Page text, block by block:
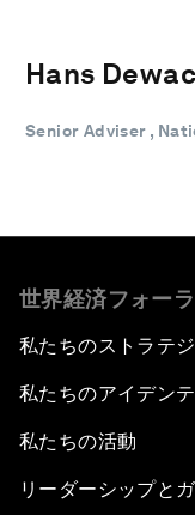
Hans
Senior Adviser ,
世界経済フォー
私たちのストラテ
私たちのアイデン
私たちの活動
リーダーシップと